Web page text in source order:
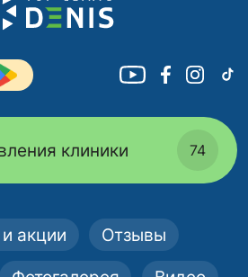
клиники 74
акции Отзывы